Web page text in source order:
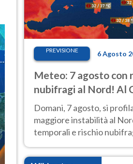
PREVISIONE 6 Agosto
Meteo: 7 agosto con
nubifragi al Nord! Al
Sud caldo estremo
Domani, 7 agosto, si
maggiore instabilità al
temporali e rischio
previsioni.